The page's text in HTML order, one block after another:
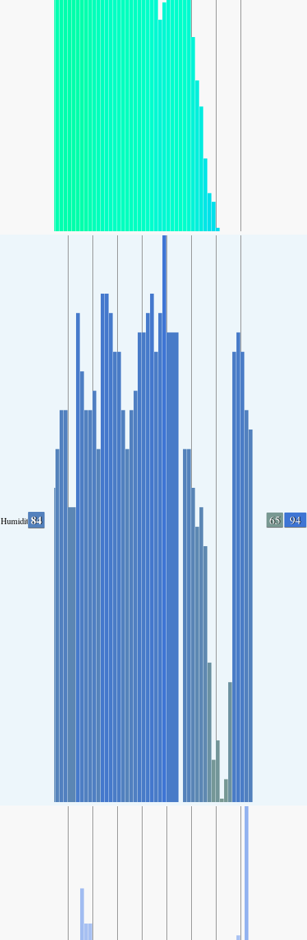
Humidity84 65 94